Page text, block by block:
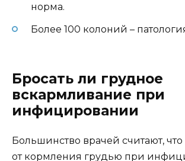
норма.
Более 100 колоний –
Бросать ли грудное
вскармливание при
инфицировании
Большинство врачей считают, что
от кормления грудью при